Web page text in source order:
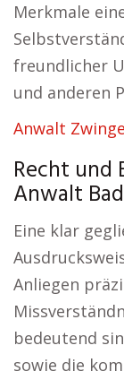
Merkmale
freundlicher
und anderen
Anwalt
Recht und
Anwalt
Eine klar
Anliegen
bedeutend
sowie die